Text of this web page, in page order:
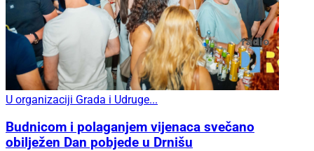
U organizaciji Grada i Udruge...
Budnicom i polaganjem vijenaca svečano
obilježen Dan pobjede u Drnišu